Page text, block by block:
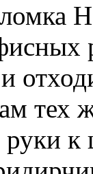
тех
руки